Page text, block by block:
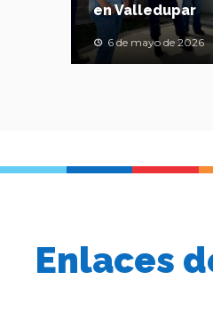
en Valledupar
6 de mayo de 2026
Enlaces